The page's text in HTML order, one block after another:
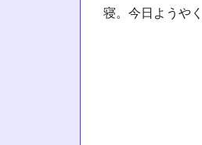
寝。今日ようや